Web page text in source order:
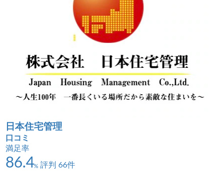
日本住宅管理
口コミ
満足率
86.4% 評判 66件